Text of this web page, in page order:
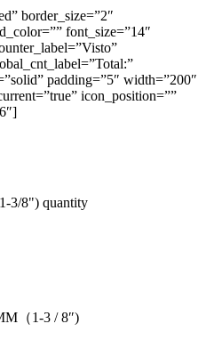
border_size=”2″
font_size=”14″
padding=”5″ width=”200″
icon_position=””
3/8") quantity
（1-3 / 8″)